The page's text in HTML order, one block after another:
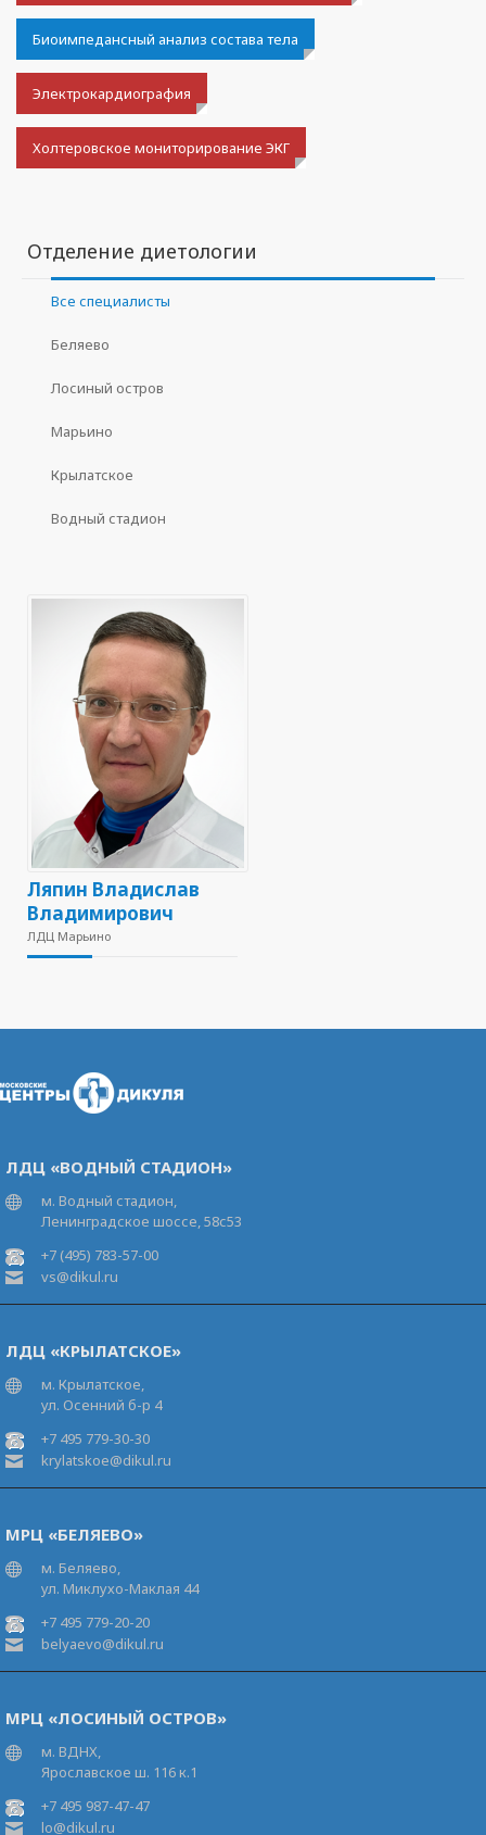
Биоимпедансный анализ состава тела
Электрокардиография
Холтеровское мониторирование ЭКГ
Отделение диетологии
Все специалисты
Беляево
Лосиный остров
Марьино
Крылатское
Водный стадион
Ляпин Владислав
Владимирович
ЛДЦ Марьино
ЛДЦ «ВОДНЫЙ СТАДИОН»
м. Водный стадион,
Ленинградское шоссе, 58с53
+7 (495) 783-57-00
vs@dikul.ru
ЛДЦ «КРЫЛАТСКОЕ»
м. Крылатское,
ул. Осенний б-р 4
+7 495 779-30-30
krylatskoe@dikul.ru
МРЦ «БЕЛЯЕВО»
м. Беляево,
ул. Миклухо-Маклая 44
+7 495 779-20-20
belyaevo@dikul.ru
МРЦ «ЛОСИНЫЙ ОСТРОВ»
м. ВДНХ,
Ярославское ш. 116 к.1
+7 495 987-47-47
lo@dikul.ru